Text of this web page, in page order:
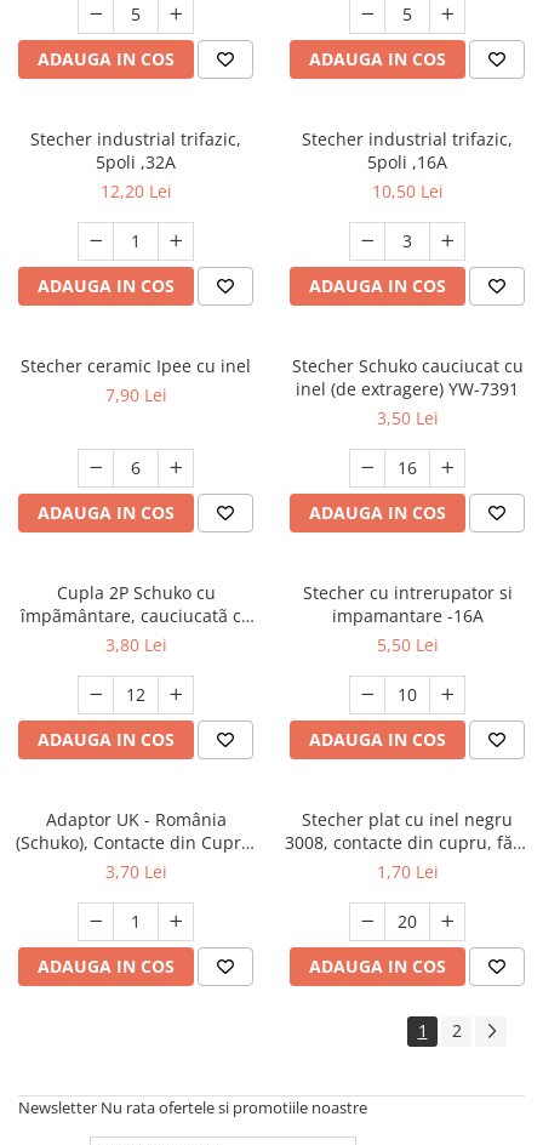
ADAUGA IN COS ADAUGA IN COS
Stecher industrial trifazic,
5poli ,32A
12,20 Lei
ADAUGA IN COS
Stecher industrial trifazic,
5poli ,16A
10,50 Lei
ADAUGA IN COS
Stecher ceramic Ipee cu inel
7,90 Lei
ADAUGA IN COS
Stecher Schuko cauciucat cu
inel (de extragere) YW-7391
3,50 Lei
ADAUGA IN COS
Cupla 2P Schuko cu
împãmântare, cauciucatã cu
inel (de extragere) şi capac de
3,80 Lei
ADAUGA IN COS
Stecher cu intrerupator si
impamantare -16A
5,50 Lei
ADAUGA IN COS
Adaptor UK - România
(Schuko), Contacte din Cupru,
Culoare Gri, ADAF
3,70 Lei
ADAUGA IN COS
Stecher plat cu inel negru
3008, contacte din cupru, fără
împământare
1,70 Lei
ADAUGA IN COS
1 2
Newsletter Nu rata ofertele si promotiile noastre